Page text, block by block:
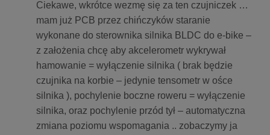
Ciekawe, wkrótce wezmę się za ten czujniczek …
mam już PCB przez chińczyków staranie
wykonane do sterownika silnika BLDC do e-bike –
z założenia chcę aby akcelerometr wykrywał
hamowanie = wyłączenie silnika ( brak będzie
czujnika na korbie – jedynie tensometr w ośce
silnika ), pochylenie boczne roweru = wyłączenie
silnika, oraz pochylenie przód tył – automatyczna
zmiana poziomu wspomagania .. zobaczymy ja